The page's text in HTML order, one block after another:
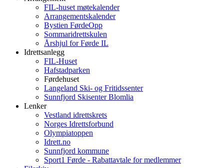
FIL-huset møtekalender
Arrangementskalender
Bystien FørdeOpp
Sommaridrettskulen
Årshjul for Førde IL
Idrettsanlegg
FIL-Huset
Hafstadparken
Førdehuset
Langeland Ski- og Fritidssenter
Sunnfjord Skisenter Blomlia
Lenker
Vestland idrettskrets
Norges Idrettsforbund
Olympiatoppen
Idrett.no
Sunnfjord kommune
Sport1 Førde - Rabattavtale for medlemmer